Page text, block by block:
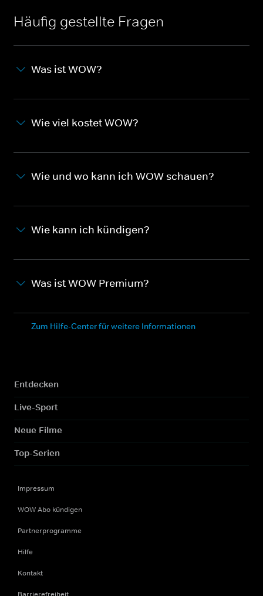
Häufig gestellte Fragen
Was ist WOW?
Wie viel kostet WOW?
Wie und wo kann ich WOW schauen?
Wie kann ich kündigen?
Was ist WOW Premium?
Zum Hilfe-Center für weitere Informationen
Entdecken
Live-Sport
Neue Filme
Top-Serien
Impressum
WOW Abo kündigen
Partnerprogramme
Hilfe
Kontakt